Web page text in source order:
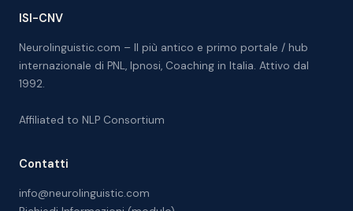
ISI-CNV
Neurolinguistic.com – Il più antico e primo portale / hub
internazionale di PNL, Ipnosi, Coaching in Italia. Attivo dal
1992.
Affiliated to NLP Consortium
Contatti
info@neurolinguistic.com